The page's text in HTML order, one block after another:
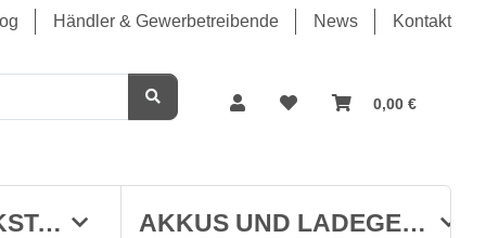
Händler & Gewerbetreibende News Kontakt
0,00 €
WERKSTATT AKKUS UND LADEGERÄTE